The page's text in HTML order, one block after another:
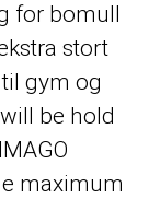
for bomull
stort
gym og
be hold
maximum